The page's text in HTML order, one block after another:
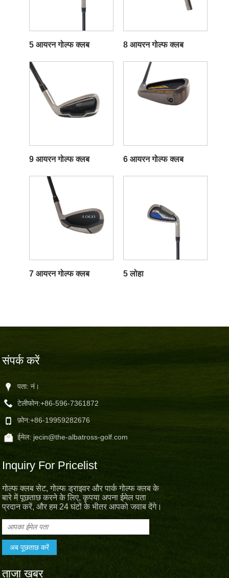
5 आयरन गोल्फ क्लब 8 आयरन गोल्फ क्लब
9 आयरन गोल्फ क्लब 6 आयरन गोल्फ क्लब
7 आयरन गोल्फ क्लब 5 लोहा
संपर्क करें
पता: नं।
टेलीफोन:+86-596-7361872
फ़ोन:+86-19959282676
ईमेल: jecin@the-albatross-golf.com
Inquiry For Pricelist
गोल्फ क्लब सेट, गोल्फ ड्राइवर और पार्क गोल्फ क्लब के
बारे में पूछताछ करने के लिए, कृपया अपना ईमेल पता
प्रदान करें, और हम 24 घंटों के भीतर आपको जवाब देंगे।
ताजा खबर